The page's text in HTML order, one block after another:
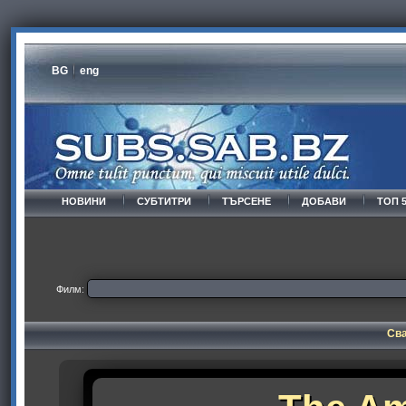
BG eng
НОВИНИ СУБТИТРИ ТЪРСЕНЕ ДОБАВИ ТОП
Филм: